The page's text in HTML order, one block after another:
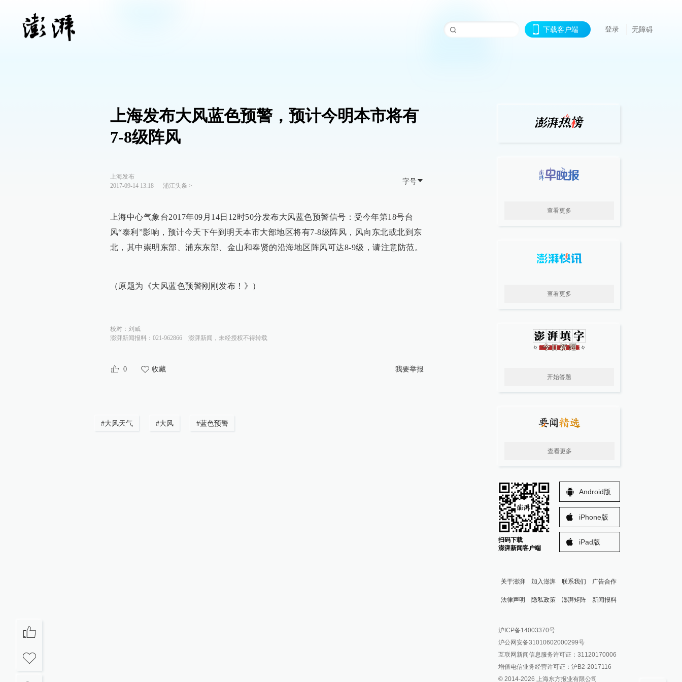
下载客户端 登录 无障碍
上海发布大风蓝色预警，预计今明本市将有
7-8级阵风
上海发布
2017-09-14 13:18
浦江头条 >
字号
上海中心气象台2017年09月14日12时50分发布大风蓝色预警信号：受今年第18号台
风“泰利”影响，预计今天下午到明天本市大部地区将有7-8级阵风，风向东北或北到东
北，其中崇明东部、浦东东部、金山和奉贤的沿海地区阵风可达8-9级，请注意防范。
（原题为《大风蓝色预警刚刚发布！》）
校对： 刘威
澎湃新闻报料：021-962866
澎湃新闻，未经授权不得转载
0 收藏 我要举报
#大风天气 #大风 #蓝色预警
查看更多
查看更多
开始答题
查看更多
扫码下载
澎湃新闻客户端
Android版
iPhone版
iPad版
关于澎湃 加入澎湃 联系我们 广告合作
法律声明 隐私政策 澎湃矩阵
澎湃新闻公众号
澎湃新闻抖音号
派生万物开放平台
IP SHANGHAI
新闻报料
报料邮箱: news@thepaper.cn
沪ICP备14003370号
沪公网安备31010602000299号
互联网新闻信息服务许可证：31120170006
增值电信业务经营许可证：沪B2-2017116
© 2014-2026 上海东方报业有限公司